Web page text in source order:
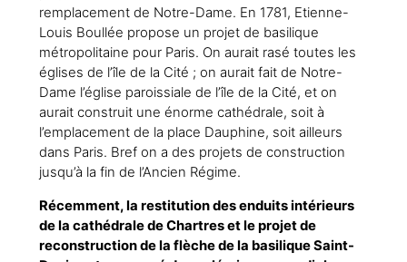
remplacement de Notre-Dame. En 1781, Etienne-
Louis Boullée propose un projet de basilique
métropolitaine pour Paris. On aurait rasé toutes les
églises de l’île de la Cité ; on aurait fait de Notre-
Dame l’église paroissiale de l’île de la Cité, et on
aurait construit une énorme cathédrale, soit à
l’emplacement de la place Dauphine, soit ailleurs
dans Paris. Bref on a des projets de construction
jusqu’à la fin de l’Ancien Régime.
Récemment, la restitution des enduits intérieurs
de la cathédrale de Chartres et le projet de
reconstruction de la flèche de la basilique Saint-